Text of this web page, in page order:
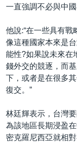
一直強調不必與中
他說:“在一些具有戰
像這種國家本來是
能性?如果說未來在
錢外交的競逐，而
下，或者是在很多
復交。”
林廷輝表示，台灣
為該地區長期浸盈
密克羅尼西亞就相